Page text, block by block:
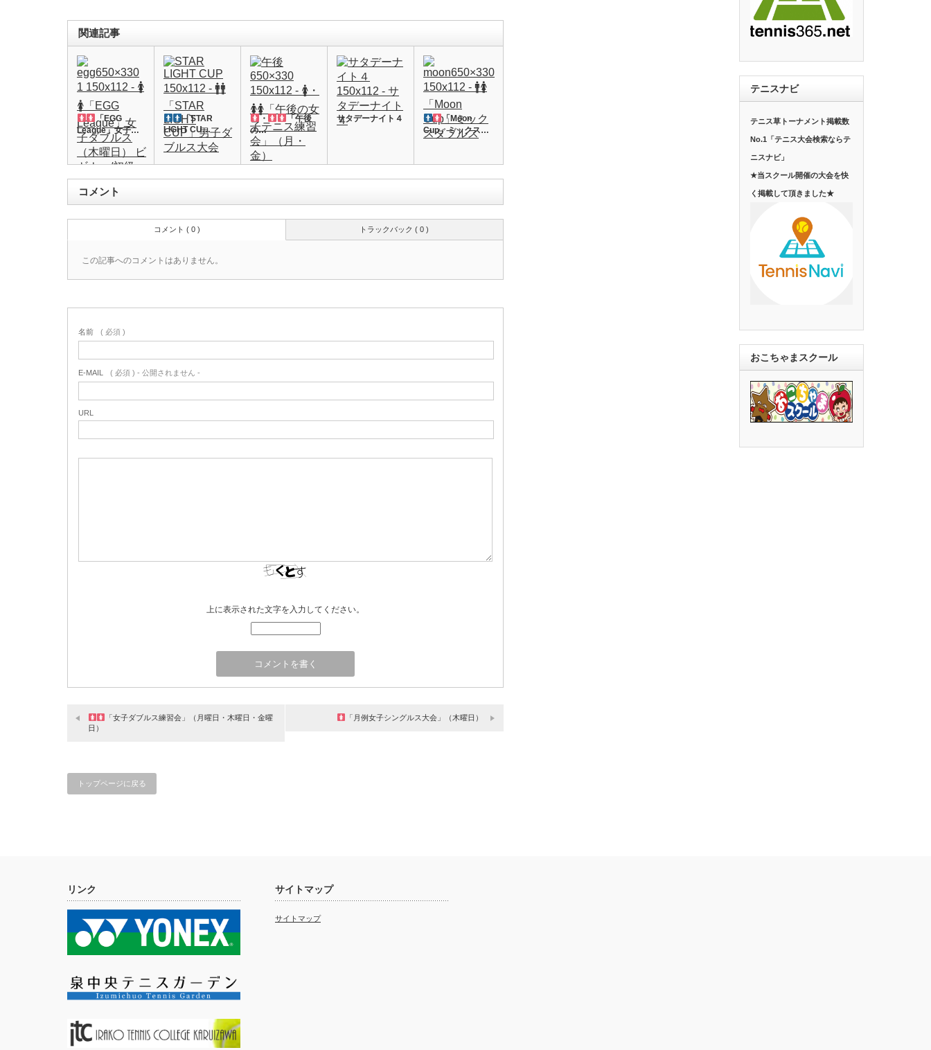
関連記事
「EGG
League」女子…
「STAR
LIGHT CU…
・
「午後
の…
サタデーナイト４
「Moon
Cup」ミックス…
コメント
トラックバック ( 0 )
コメント ( 0 )
この記事へのコメントはありません。
名前 ( 必須 )
E-MAIL ( 必須 ) - 公開されません -
URL
上に表示された文字を入力してください。
「女子ダブルス練習会」（月曜日・木曜日・金曜
日）
「月例女子シングルス大会」（木曜日）
トップページに戻る
テニスナビ
テニス草トーナメント掲載数
No.1「テニス大会検索ならテ
ニスナビ」
★当スクール開催の大会を快
く掲載して頂きました★
おこちゃまスクール
リンク サイトマップ
サイトマップ